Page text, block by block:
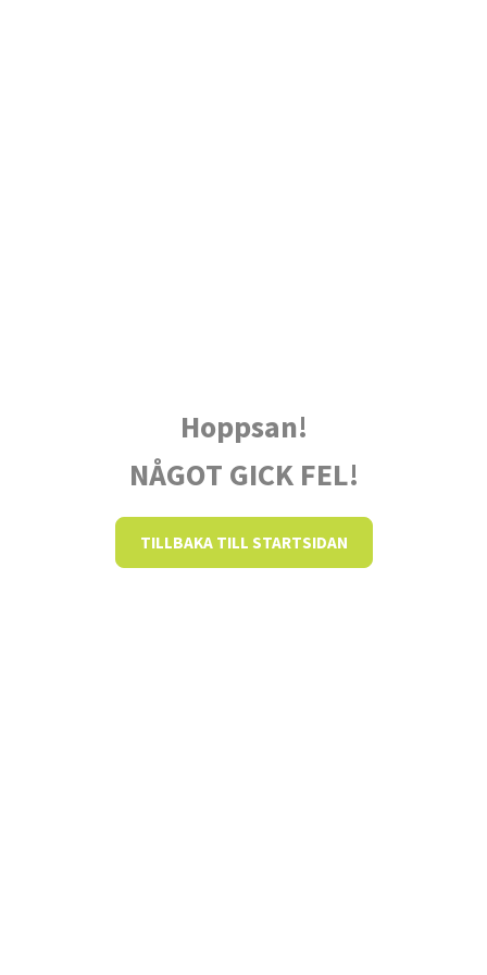
Hoppsan!
NÅGOT GICK FEL!
TILLBAKA TILL STARTSIDAN